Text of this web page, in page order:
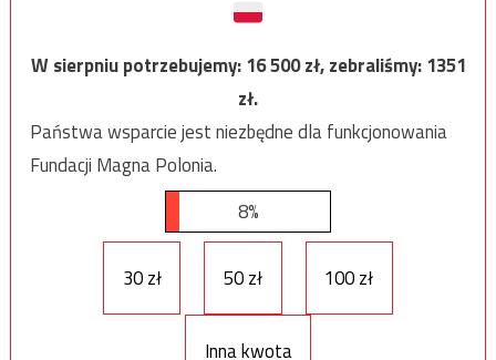
W sierpniu potrzebujemy:16 500zł, zebraliśmy:1351
zł.
Państwa wsparcie jest niezbędne dla funkcjonowania
Fundacji Magna Polonia.
8%
30 zł 50 zł 100 zł
Inna kwota